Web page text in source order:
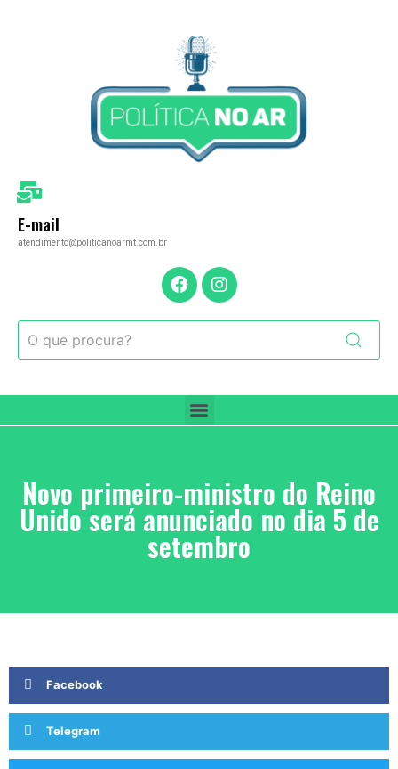
E-mail
atendimento@politicanoarmt.com.br
Novo primeiro-ministro do Reino
Unido será anunciado no dia 5 de
setembro
Facebook
Telegram